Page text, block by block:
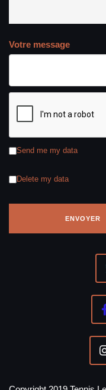
Votre message
Send me my data
Delete my data